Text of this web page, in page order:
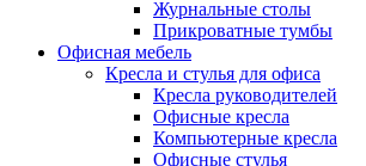
Журнальные столы
Прикроватные тумбы
Офисная мебель
Кресла и стулья для офиса
Кресла руководителей
Офисные кресла
Компьютерные кресла
Офисные стулья